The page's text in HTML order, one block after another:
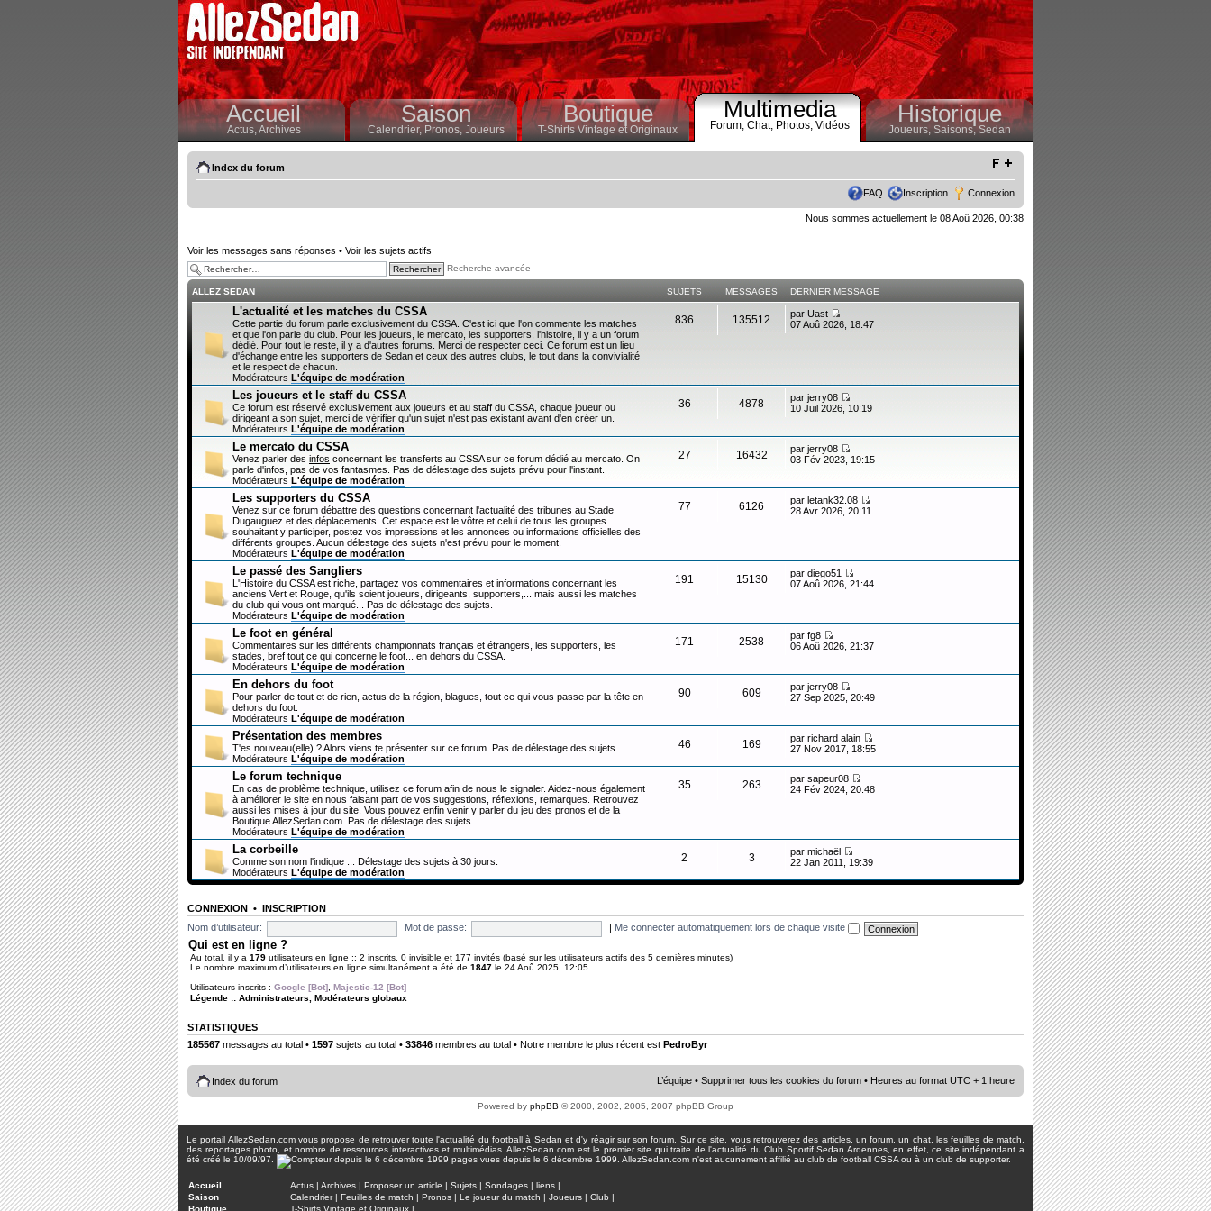
Accueil
Actus,Archives
Saison
Calendrier,Pronos, Joueurs
Boutique
T-Shirts Vintage et Originaux
Multimedia
Forum, Chat, Photos, Vidéos Historique
Joueurs, Saisons,Sedan
Index du forum
FAQ Inscription Connexion
Nous sommes actuellement le 08 Aoû 2026, 00:38
Voir les messages sans réponses • Voir les sujets actifs
Recherche avancée
ALLEZ SEDAN SUJETS MESSAGES DERNIER MESSAGE
L'actualité et les matches du CSSA
Cette partie du forum parle exclusivement du CSSA. C'est ici que l'on commente les matches
et que l'on parle du club. Pour les joueurs, le mercato, les supporters, l'histoire, il y a un forum
dédié. Pour tout le reste, il y a d'autres forums. Merci de respecter ceci. Ce forum est un lieu
d'échange entre les supporters de Sedan et ceux des autres clubs, le tout dans la convivialité
et le respect de chacun.
Modérateurs L'équipe de modération
836 135512 par Uast
07 Aoû 2026, 18:47
Les joueurs et le staff du CSSA
Ce forum est réservé exclusivement aux joueurs et au staff du CSSA, chaque joueur ou
dirigeant a son sujet, merci de vérifier qu'un sujet n'est pas existant avant d'en créer un.
Modérateurs L'équipe de modération
36 4878 par jerry08
10 Juil 2026, 10:19
Le mercato du CSSA
Venez parler des infos concernant les transferts au CSSA sur ce forum dédié au mercato. On
parle d'infos, pas de vos fantasmes. Pas de délestage des sujets prévu pour l'instant.
Modérateurs L'équipe de modération
27 16432 par jerry08
03 Fév 2023, 19:15
Les supporters du CSSA
Venez sur ce forum débattre des questions concernant l'actualité des tribunes au Stade
Dugauguez et des déplacements. Cet espace est le vôtre et celui de tous les groupes
souhaitant y participer, postez vos impressions et les annonces ou informations officielles des
différents groupes. Aucun délestage des sujets n'est prévu pour le moment.
Modérateurs L'équipe de modération
77 6126 par letank32.08
28 Avr 2026, 20:11
Le passé des Sangliers
L'Histoire du CSSA est riche, partagez vos commentaires et informations concernant les
anciens Vert et Rouge, qu'ils soient joueurs, dirigeants, supporters,... mais aussi les matches
du club qui vous ont marqué... Pas de délestage des sujets.
Modérateurs L'équipe de modération
191 15130 par diego51
07 Aoû 2026, 21:44
Le foot en général
Commentaires sur les différents championnats français et étrangers, les supporters, les
stades, bref tout ce qui concerne le foot... en dehors du CSSA.
Modérateurs L'équipe de modération
171 2538 par fg8
06 Aoû 2026, 21:37
En dehors du foot
Pour parler de tout et de rien, actus de la région, blagues, tout ce qui vous passe par la tête en
dehors du foot.
Modérateurs L'équipe de modération
90 609 par jerry08
27 Sep 2025, 20:49
Présentation des membres
T'es nouveau(elle) ? Alors viens te présenter sur ce forum. Pas de délestage des sujets.
Modérateurs L'équipe de modération
46 169 par richard alain
27 Nov 2017, 18:55
Le forum technique
En cas de problème technique, utilisez ce forum afin de nous le signaler. Aidez-nous également
à améliorer le site en nous faisant part de vos suggestions, réflexions, remarques. Retrouvez
aussi les mises à jour du site. Vous pouvez enfin venir y parler du jeu des pronos et de la
Boutique AllezSedan.com. Pas de délestage des sujets.
Modérateurs L'équipe de modération
35 263 par sapeur08
24 Fév 2024, 20:48
La corbeille
Comme son nom l'indique ... Délestage des sujets à 30 jours.
Modérateurs L'équipe de modération
2 3 par michaël
22 Jan 2011, 19:39
CONNEXION • INSCRIPTION
Nom d’utilisateur:
Mot de passe: Me connecter automatiquement lors de chaque visite
Qui est en ligne ?
Au total, il y a 179 utilisateurs en ligne :: 2 inscrits, 0 invisible et 177 invités (basé sur les utilisateurs actifs des 5 dernières minutes)
Le nombre maximum d’utilisateurs en ligne simultanément a été de 1847 le 24 Aoû 2025, 12:05
Utilisateurs inscrits : Google [Bot] Majestic-12 [Bot]
Légende :: Administrateurs Modérateurs globaux
STATISTIQUES
185567 messages au total • 1597 sujets au total • 33846 membres au total • Notre membre le plus récent est PedroByr
Index du forum L’équipe • Supprimer tous les cookies du forum • Heures au format UTC + 1 heure
Powered by phpBB © 2000, 2002, 2005, 2007 phpBB Group
Le portail AllezSedan.com vous propose de retrouver toute l'actualité du football à Sedan et d'y réagir sur son forum. Sur ce site, vous retrouverez des articles, un forum, un chat, les feuilles de match,
des reportages photo, et nombre de ressources interactives et multimédias. AllezSedan.com est le premier site qui traite de l'actualité du Club Sportif Sedan Ardennes, en effet, ce site indépendant a
été créé le 10/09/97.
pages vues depuis le 6 décembre 1999. AllezSedan.com n'est aucunement affilié au club de football CSSA ou à un club de supporter.
Accueil Actus | Archives | Proposer un article | Sujets | Sondages | liens |
Saison
Calendrier| Feuilles de match | Pronos | Le joueur du match | Joueurs | Club |
Boutique
T-Shirts Vintage et Originaux |